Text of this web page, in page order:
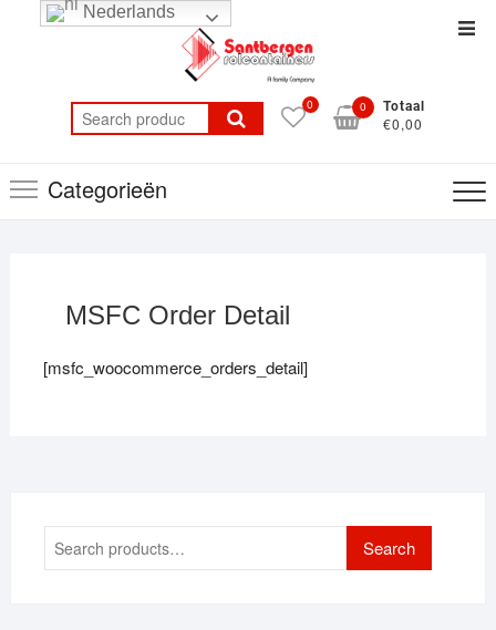
Top
Search
for:
0 Totaal
€0,00
0
Categorieën
MSFC Order Detail
[msfc_woocommerce_orders_detail]
Search
Search
Nederlands